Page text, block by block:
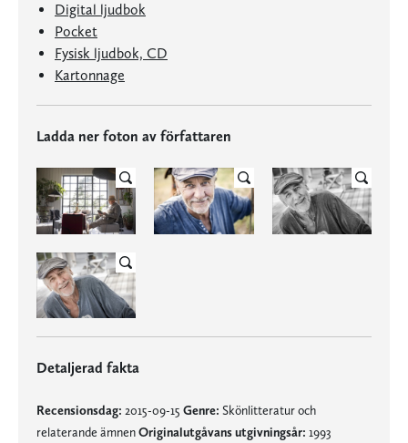
Digital ljudbok
Pocket
Fysisk ljudbok, CD
Kartonnage
Ladda ner foton av författaren
Detaljerad fakta
Recensionsdag: 2015-09-15 Genre: Skönlitteratur och
relaterande ämnenOriginalutgåvans utgivningsår: 1993